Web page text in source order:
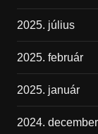
2025. július
2025. február
2025. január
2024. december